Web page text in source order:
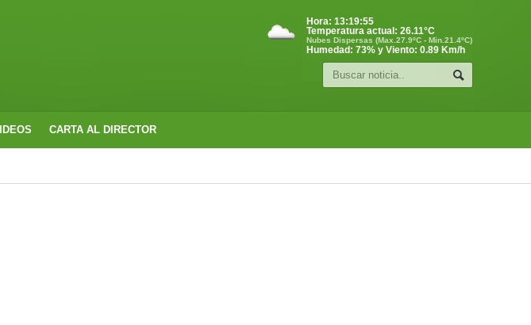
Hora: 13:19:55
Temperatura actual: 26.11°C
Nubes Dispersas (Max.27.9ºC - Min.21.4ºC)
Humedad: 73% y Viento: 0.89 Km/h
CARTA AL DIRECTOR